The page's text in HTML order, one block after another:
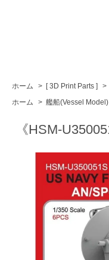
ホーム > [ 3D Print Parts ] >
ホーム
> 艦船(Vessel Model)
《HSM-